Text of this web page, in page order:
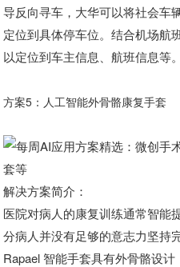
导反向寻车，大华可以将社会车
定位到具体停车位。结合机场航
以定位到车主信息、航班信息等。
方案5：人工智能外骨骼康复手套
解决方案简介：
医院对病人的康复训练通常智能
分病人并没有足够的意志力坚持
Rapael 智能手套具有外骨骼设